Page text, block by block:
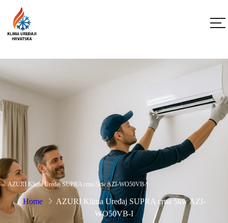
AZURI Klima Uređaj SUPRA crna 5kw AZI-WO50VB-I
Home
AZURI Klima Uređaj SUPRA crna 5kw AZI-
WO50VB-I